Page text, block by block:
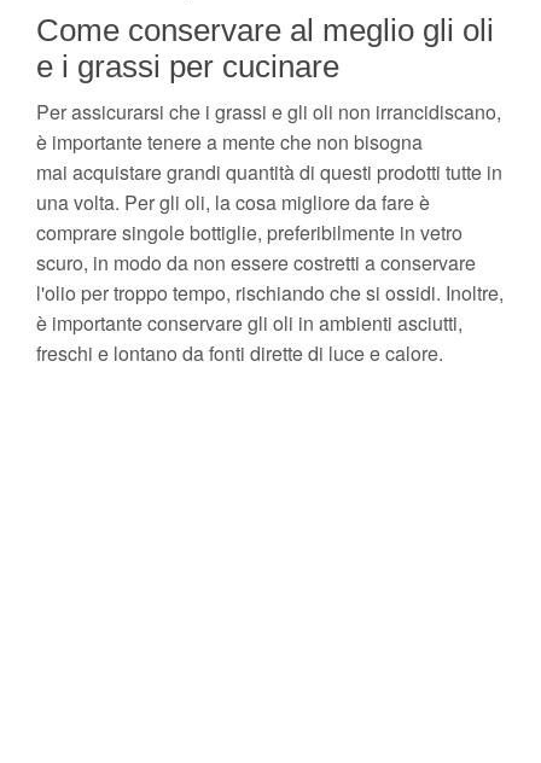
Come conservare al meglio gli oli
e i grassi per cucinare
Per assicurarsi che i grassi e gli oli non irrancidiscano,
è importante tenere a mente che non bisogna
mai acquistare grandi quantità di questi prodotti tutte in
una volta. Per gli oli, la cosa migliore da fare è
comprare singole bottiglie, preferibilmente in vetro
scuro, in modo da non essere costretti a conservare
l'olio per troppo tempo, rischiando che si ossidi. Inoltre,
è importante conservare gli oli in ambienti asciutti,
freschi e lontano da fonti dirette di luce e calore.